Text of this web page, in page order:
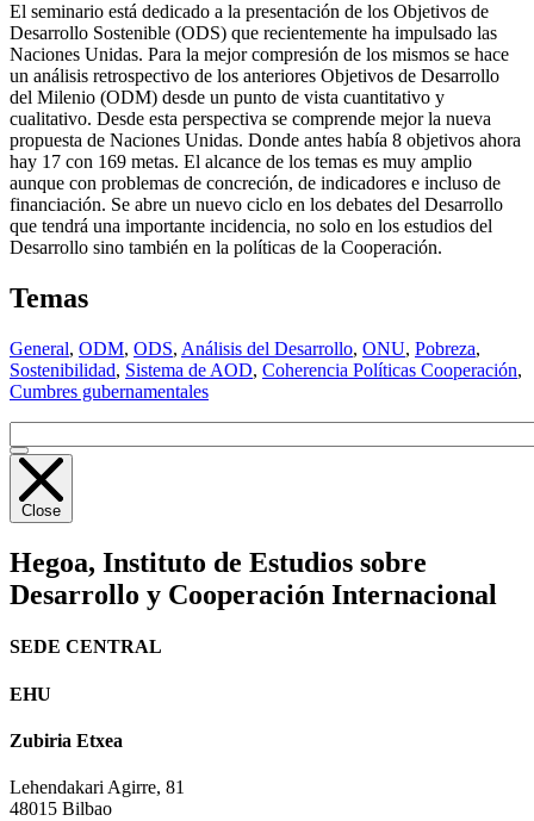
El seminario está dedicado a la presentación de los Objetivos de
Desarrollo Sostenible (ODS) que recientemente ha impulsado las
Naciones Unidas. Para la mejor compresión de los mismos se hace
un análisis retrospectivo de los anteriores Objetivos de Desarrollo
del Milenio (ODM) desde un punto de vista cuantitativo y
cualitativo. Desde esta perspectiva se comprende mejor la nueva
propuesta de Naciones Unidas. Donde antes había 8 objetivos ahora
hay 17 con 169 metas. El alcance de los temas es muy amplio
aunque con problemas de concreción, de indicadores e incluso de
financiación. Se abre un nuevo ciclo en los debates del Desarrollo
que tendrá una importante incidencia, no solo en los estudios del
Desarrollo sino también en la políticas de la Cooperación.
Temas
General, ODM, ODS, Análisis del Desarrollo, ONU, Pobreza,
Sostenibilidad, Sistema de AOD, Coherencia Políticas Cooperación,
Cumbres gubernamentales
Close
Hegoa, Instituto de Estudios sobre
Desarrollo y Cooperación Internacional
SEDE CENTRAL
EHU
Zubiria Etxea
Lehendakari Agirre, 81
48015 Bilbao